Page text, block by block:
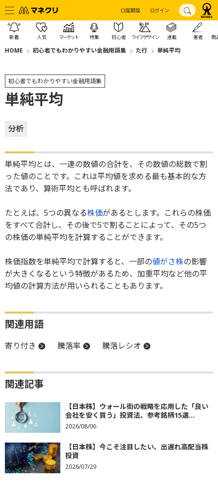
口座開設 ログイン
新着 人気 マーケット 特集 初心者 ライフデザイン 連載 著者 商
HOME 初心者でもわかりやすい金融用語集 た行 単純平均
初心者でもわかりやすい金融用語集
単純平均
分析
単純平均とは、一連の数値の合計を、その数値の総数で割
った値のことです。これは平均値を求める最も基本的な方
法であり、算術平均とも呼ばれます。
たとえば、5つの異なる株価があるとします。これらの株価
をすべて合計し、その後で5で割ることによって、その5つ
の株価の単純平均を計算することができます。
株価指数を単純平均で計算すると、一部の値がさ株の影響
が大きくなるという特徴があるため、加重平均など他の平
均値の計算方法が用いられることもあります。
関連用語
寄り付き 騰落率 騰落レシオ
関連記事
【日本株】ウォール街の戦略を応用した「良い
会社を安く買う」投資法、参考銘柄15選...
2026/08/06
【日本株】今こそ注目したい、出遅れ高配当株
投資
2026/07/29